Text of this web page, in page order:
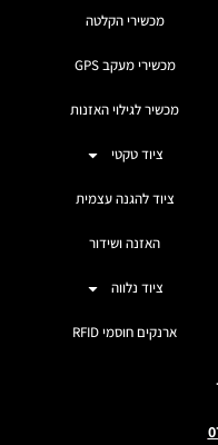
מכשירי הקלטה
מכשירי מעקב GPS
מכשיר לגילוי האזנות
ציוד טקטי
ציוד להגנה עצמית
האזנה ושידור
ציוד נלווה
ארנקים חוסמי RFID